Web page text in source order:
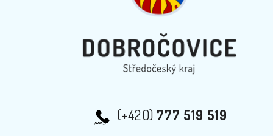
(+420) 777 519 519